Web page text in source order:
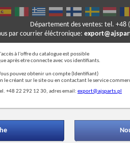
par courrier éléctronique:
Département des ventes: tel. +48
à l'offre du catalogue est possible
après etre connecte avec vos identifiants.
pouvez obtenir un compte (Identifiant)
le créant sur le site ou en contactant le service
+48 22 292 12 30, adres email: export@ajsparts.pl